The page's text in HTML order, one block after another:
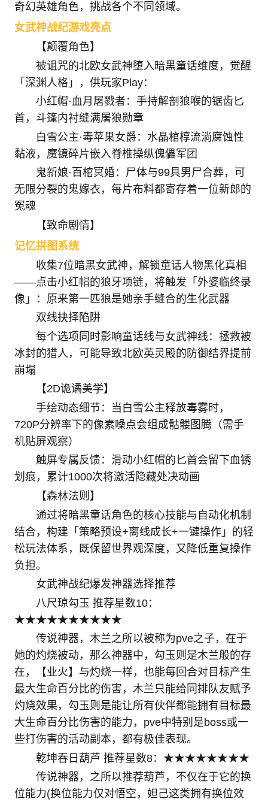
奇幻英雄角色，挑战各个不同领域。
女武神战纪游戏亮点
【颠覆角色】
被诅咒的北欧女武神堕入暗黑童话维度，觉醒
「深渊人格」，供玩家Play：
小红帽·血月屠戮者：手持解剖狼喉的锯齿匕
首，斗篷内衬缝满屠狼勋章
白雪公主·毒苹果女爵：水晶棺椁流淌腐蚀性
黏液，魔镜碎片嵌入脊椎操纵傀儡军团
鬼新娘·百棺冥婚：尸体与99具男尸合葬，可
无限分裂的鬼嫁衣，每片布料都寄存着一位新郎的
冤魂
【致命剧情】
记忆拼图系统
收集7位暗黑女武神，解锁童话人物黑化真相
——点击小红帽的狼牙项链，将触发「外婆临终录
像」：原来第一匹狼是她亲手缝合的生化武器
双线抉择陷阱
每个选项同时影响童话线与女武神线：拯救被
冰封的猎人，可能导致北欧英灵殿的防御结界提前
崩塌
【2D诡谲美学】
手绘动态细节：当白雪公主释放毒雾时，
720P分辨率下的像素噪点会组成骷髅图腾（需手
机贴屏观察）
触屏专属反馈：滑动小红帽的匕首会留下血锈
划痕，累计1000次将激活隐藏处决动画
【森林法则】
通过将暗黑童话角色的核心技能与自动化机制
结合，构建「策略预设+离线成长+一键操作」的轻
松玩法体系，既保留世界观深度，又降低重复操作
负担。
女武神战纪爆发神器选择推荐
八尺琼勾玉 推荐星数10：
★★★★★★★★★★
传说神器，木兰之所以被称为pve之子，在于
她的灼烧被动，那么神器中，勾玉则是木兰般的存
在，【业火】与灼烧一样，也能每回合对目标产生
最大生命百分比的伤害，木兰只能给同排队友赋予
灼烧效果，勾玉则是能让所有伙伴都能拥有目标最
大生命百分比伤害的能力，pve中特别是boss或一
些打伤害的活动副本，都有极佳表现。
乾坤吞日葫芦 推荐星数8：★★★★★★★★
传说神器，之所以推荐葫芦，不仅在于它的换
位能力(换位能力仅对悟空，妲己这类拥有换位效